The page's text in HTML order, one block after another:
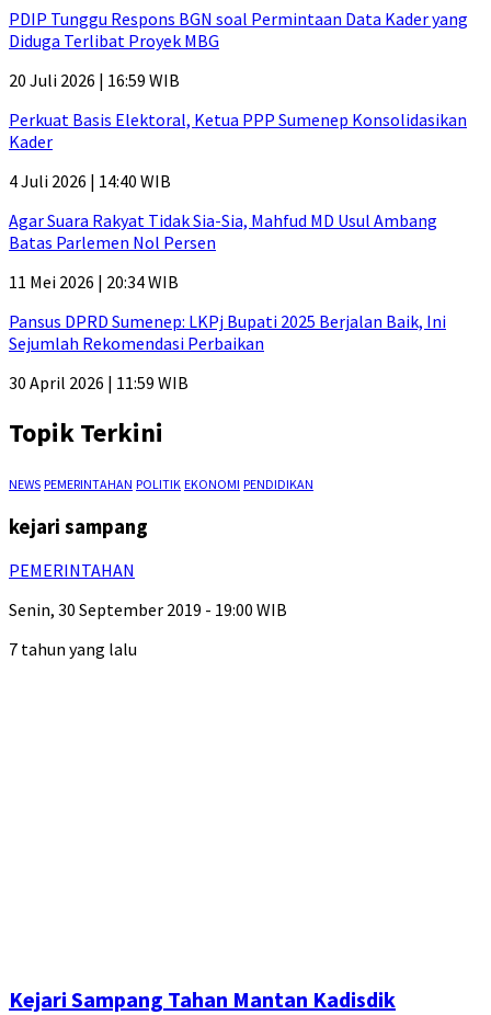
PDIP Tunggu Respons BGN soal Permintaan Data Kader yang
Diduga Terlibat Proyek MBG
20 Juli 2026 | 16:59 WIB
Perkuat Basis Elektoral, Ketua PPP Sumenep Konsolidasikan
Kader
4 Juli 2026 | 14:40 WIB
Agar Suara Rakyat Tidak Sia-Sia, Mahfud MD Usul Ambang
Batas Parlemen Nol Persen
11 Mei 2026 | 20:34 WIB
Pansus DPRD Sumenep: LKPj Bupati 2025 Berjalan Baik, Ini
Sejumlah Rekomendasi Perbaikan
30 April 2026 | 11:59 WIB
Topik Terkini
NEWS PEMERINTAHAN POLITIK EKONOMI PENDIDIKAN
kejari sampang
PEMERINTAHAN
Senin, 30 September 2019 - 19:00 WIB
7 tahun yang lalu
Kejari Sampang Tahan Mantan Kadisdik